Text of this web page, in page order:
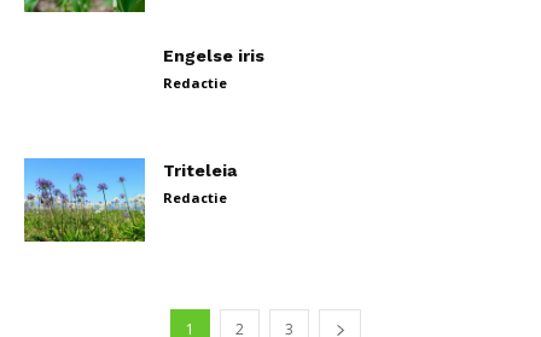
Engelse iris
Redactie
Triteleia
Redactie
1 2 3